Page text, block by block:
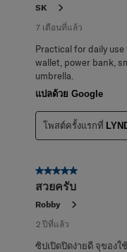
วิจารณ์
SK
7 เดือนที่แล้ว
Practical for daily
wallet, power bank,
umbrella.
แปลด้วย Google
โพสต์ครั้งแรกที่
5 จาก 5 ดาว
สวยครับ
Robby
2 ปีที่แล้ว
ซิปเปิดปิดง่ายดี จุของใ